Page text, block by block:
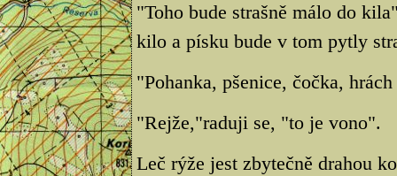
"Toho bude strašně málo do
kilo a písku bude v tom pytly
"Pohanka, pšenice, čočka,
"Rejže,"raduji se, "to je vono".
Leč rýže jest zbytečně drahou